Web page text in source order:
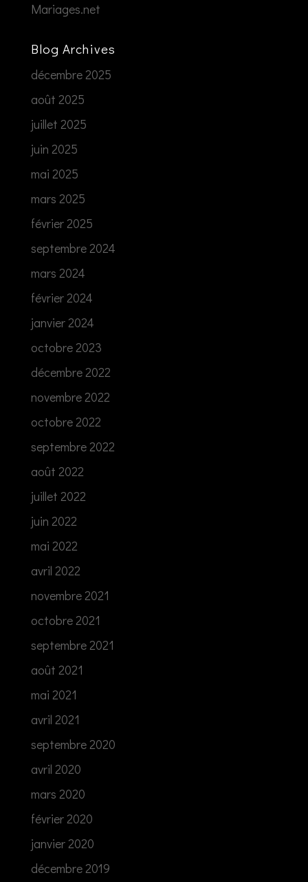
Mariages.net
Blog Archives
décembre 2025
août 2025
juillet 2025
juin 2025
mai 2025
mars 2025
février 2025
septembre 2024
mars 2024
février 2024
janvier 2024
octobre 2023
décembre 2022
novembre 2022
octobre 2022
septembre 2022
août 2022
juillet 2022
juin 2022
mai 2022
avril 2022
novembre 2021
octobre 2021
septembre 2021
août 2021
mai 2021
avril 2021
septembre 2020
avril 2020
mars 2020
février 2020
janvier 2020
décembre 2019